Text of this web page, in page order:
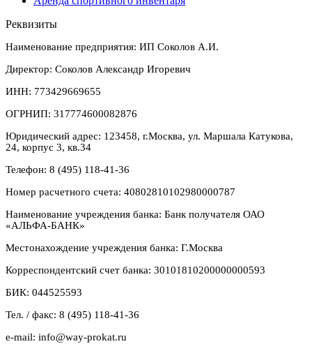
Реквизиты
Наименование предприятия: ИП Соколов А.И.
Директор: Соколов Александр Игоревич
ИНН: 773429669655
ОГРНИП: 317774600082876
Юридический адрес: 123458, г.Москва, ул. Маршала Катукова,
24, корпус 3, кв.34
Телефон: 8 (495) 118-41-36
Номер расчетного счета: 40802810102980000787
Наименование учреждения банка: Банк получателя ОАО
«АЛЬФА-БАНК»
Местонахождение учреждения банка: Г.Москва
Корреспондентский счет банка: 30101810200000000593
БИК: 044525593
Тел. / факс: 8 (495) 118-41-36
e-mail: info@way-prokat.ru